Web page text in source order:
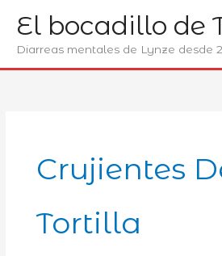
contenido
El bocadillo de
Diarreas mentales de Lynze desde
Crujientes
Tortilla